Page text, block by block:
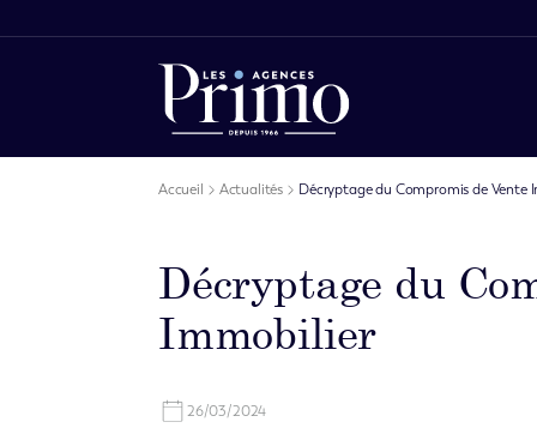
Accueil Actualités Décryptage du Compromis de Vente
Décryptage du
Immobilier
26/03/2024